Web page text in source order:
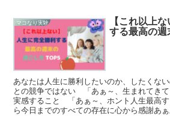
マコなり実験
【これ以上
する最高の
あなたは人生に勝利したいのか、したくな
との競争ではない 「あぁ～、生まれてき
実感すること 「あぁ～、ホント人生最高
ら今日までのすべての存在に心から感謝あ